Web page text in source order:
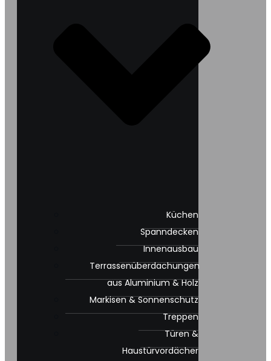
Küchen
Spanndecken
Innenausbau
Terrassenüberdachungen
aus Aluminium & Holz
Markisen & Sonnenschutz
Treppen
Türen &
Haustürvordächer